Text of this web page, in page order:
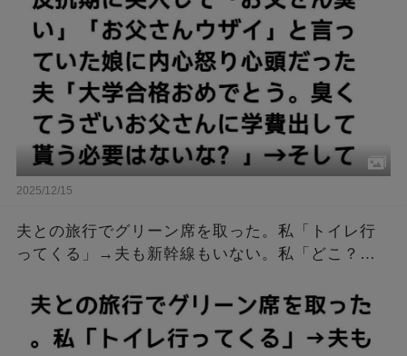
学費出して貰う必要はないな？」→そして…
2025/12/15
夫との旅行でグリーン席を取った。私「トイレ行
ってくる」→夫も新幹線もいない。私「どこ？」